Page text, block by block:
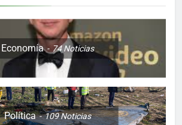
Economía 74Noticias
Política 109Noticias